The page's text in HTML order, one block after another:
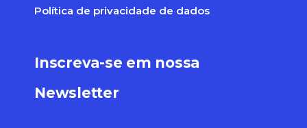
Política de privacidade de dados
Inscreva-se em nossa
Newsletter